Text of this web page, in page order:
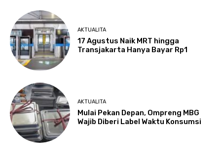
AKTUALITA
17 Agustus Naik MRT hingga
Transjakarta Hanya Bayar Rp1
AKTUALITA
Mulai Pekan Depan, Ompreng MBG
Wajib Diberi Label Waktu Konsumsi